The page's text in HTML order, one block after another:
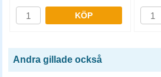
KÖP
Andra gillade också